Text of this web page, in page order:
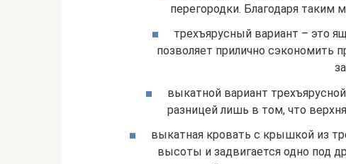
перегородки. Благодаря таким
трехъярусный вариант – это
позволяет прилично сэкономить
выкатной вариант
разницей лишь в том, что
выкатная кровать с крышкой из
высоты и задвигается одно под